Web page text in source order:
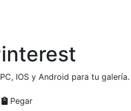
IOS y Android para tu galería.
Pegar